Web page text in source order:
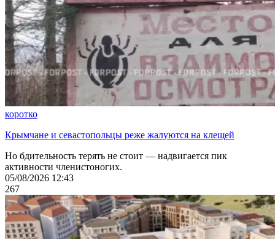
коротко
Крымчане и севастопольцы реже жалуются на клещей
Но бдительность терять не стоит — надвигается пик
активности членистоногих.
05/08/2026 12:43
267